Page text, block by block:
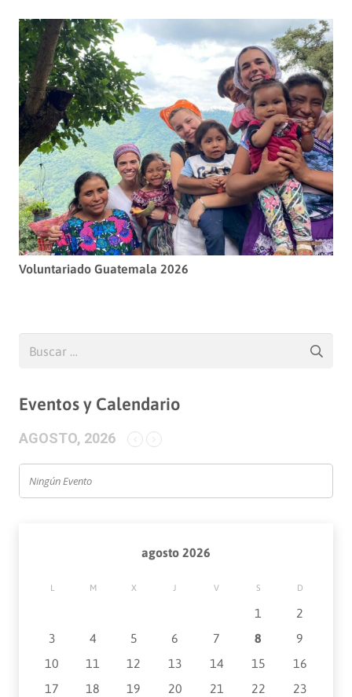
Voluntariado Guatemala 2026
Eventos y Calendario
AGOSTO, 2026
Ningún Evento
agosto 2026
L M X J V S D
1
2
3
4 5 6 7 8
9
10
11 12 13 14 15
16
17
18 19 20 21 22
23